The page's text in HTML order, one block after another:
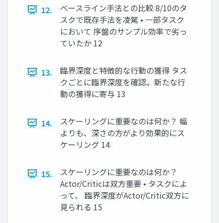
12.
ベースライン手法との比較 8/10のタ
スクで既存手法を凌駕 • 一部タスク
において 序盤のサンプル効率で劣っ
ていたか 12
13.
臨界深度と特徴的な行動の獲得 タス
クごとに臨界深度を確認。新たな行
動の獲得に寄与 13
14.
スケーリングに重要なのは何か？ 幅
よりも、深さの方がより効果的にス
ケーリング 14
15.
スケーリングに重要なのは何か？
Actor/Criticは双方重要 • タスクによ
って、 臨界深度がActor/Critic双方に
見られる 15